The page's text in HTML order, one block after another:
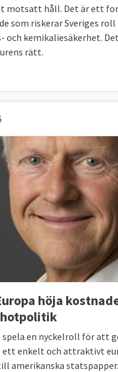
motsatt håll. Det är ett
som riskerar Sveriges
och kemikaliesäkerhet.
rätt.
höja
spela en nyckelroll för att
ett enkelt och attraktivt
amerikanska statspapper.